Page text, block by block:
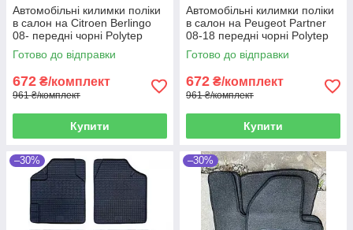
Автомобільні килимки поліки
в салон на Citroen Berlingo
08- передні чорні Polytep
Сітроен Берлінго
Готово до відправки
672 ₴/комплект
961 ₴/комплект
Купити
Автомобільні килимки поліки
в салон на Peugeot Partner
08-18 передні чорні Polytep
Пежо Партнер
Готово до відправки
672 ₴/комплект
961 ₴/комплект
Купити
–30% –30%